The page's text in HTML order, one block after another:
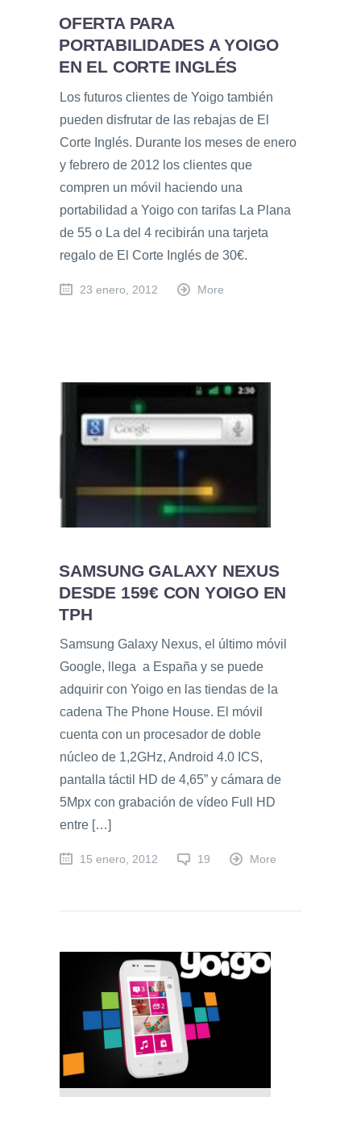
OFERTA PARA
PORTABILIDADES A YOIGO
EN EL CORTE INGLÉS
Los futuros clientes de Yoigo también
pueden disfrutar de las rebajas de El
Corte Inglés. Durante los meses de enero
y febrero de 2012 los clientes que
compren un móvil haciendo una
portabilidad a Yoigo con tarifas La Plana
de 55 o La del 4 recibirán una tarjeta
regalo de El Corte Inglés de 30€.
23 enero, 2012 More
SAMSUNG GALAXY NEXUS
DESDE 159€ CON YOIGO EN
TPH
Samsung Galaxy Nexus, el último móvil
Google, llega a España y se puede
adquirir con Yoigo en las tiendas de la
cadena The Phone House. El móvil
cuenta con un procesador de doble
núcleo de 1,2GHz, Android 4.0 ICS,
pantalla táctil HD de 4,65” y cámara de
5Mpx con grabación de vídeo Full HD
entre […]
15 enero, 2012 19 More